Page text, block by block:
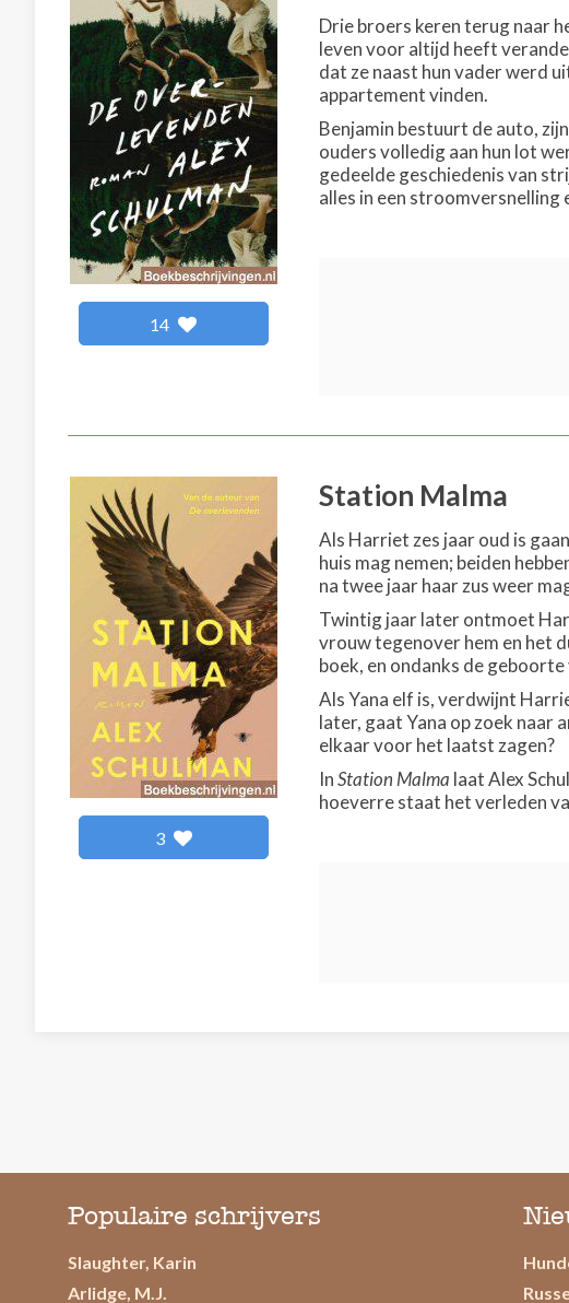
14
Drie broers keren terug naar
leven voor altijd heeft
dat ze naast hun vader werd
appartement vinden.
Benjamin bestuurt de auto,
ouders volledig aan hun lot
gedeelde geschiedenis van
alles in een stroomversnelling
3
Station Malma
Als Harriet zes jaar oud is
huis mag nemen; beiden
na twee jaar haar zus weer
Twintig jaar later ontmoet
vrouw tegenover hem en het
boek, en ondanks de
Als Yana elf is, verdwijnt
later, gaat Yana op zoek naar
elkaar voor het laatst zagen?
InStation Malma laat Alex
hoeverre staat het verleden
Populaire schrijvers
Slaughter, Karin
Arlidge, M.J.